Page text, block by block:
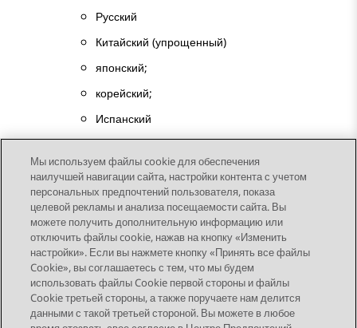
Русский
Китайский (упрощенный)
японский;
корейский;
Испанский
португальский (Бразилия).
Send Feedback
Topic navigation
Предыдущая тема Следующая тема
Мы используем файлы cookie для обеспечения
наилучшей навигации сайта, настройки контента с учетом
персональных предпочтений пользователя, показа
целевой рекламы и анализа посещаемости сайта. Вы
можете получить дополнительную информацию или
отключить файлы cookie, нажав на кнопку «Изменить
настройки». Если вы нажмете кнопку «Принять все файлы
Cookie», вы соглашаетесь с тем, что мы будем
использовать файлы Cookie первой стороны и файлы
Cookie третьей стороны, а также поручаете нам делится
данными с такой третьей стороной. Вы можете в любое